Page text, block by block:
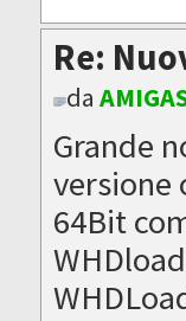
Re:
da
Grande
versione
64Bit